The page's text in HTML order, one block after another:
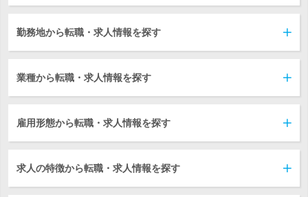
勤務地から転職・求人情報を探す
業種から転職・求人情報を探す
雇用形態から転職・求人情報を探す
求人の特徴から転職・求人情報を探す